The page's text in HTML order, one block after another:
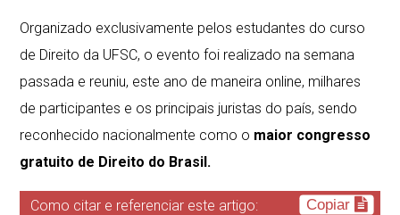
Organizado exclusivamente pelos estudantes do curso
de Direito da UFSC, o evento foi realizado na semana
passada e reuniu, este ano de maneira online, milhares
de participantes e os principais juristas do país, sendo
reconhecido nacionalmente como o maior congresso
gratuito de Direito do Brasil.
Como citar e referenciar este artigo: Copiar